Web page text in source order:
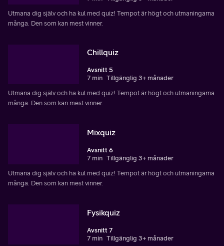
Utmana dig själv och ha kul med quiz! Tempot är högt och utmaningarna
många. Den som kan mest vinner.
Chillquiz
Avsnitt 5
7 min Tillgänglig 3+ månader
Utmana dig själv och ha kul med quiz! Tempot är högt och utmaningarna
många. Den som kan mest vinner.
Mixquiz
Avsnitt 6
7 min Tillgänglig 3+ månader
Utmana dig själv och ha kul med quiz! Tempot är högt och utmaningarna
många. Den som kan mest vinner.
Fysikquiz
Avsnitt 7
7 min Tillgänglig 3+ månader